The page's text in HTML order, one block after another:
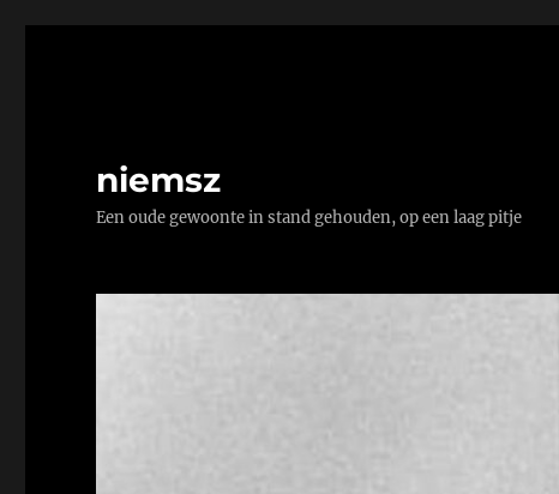
niemsz
Een oude gewoonte in stand gehouden, op een laag pitje